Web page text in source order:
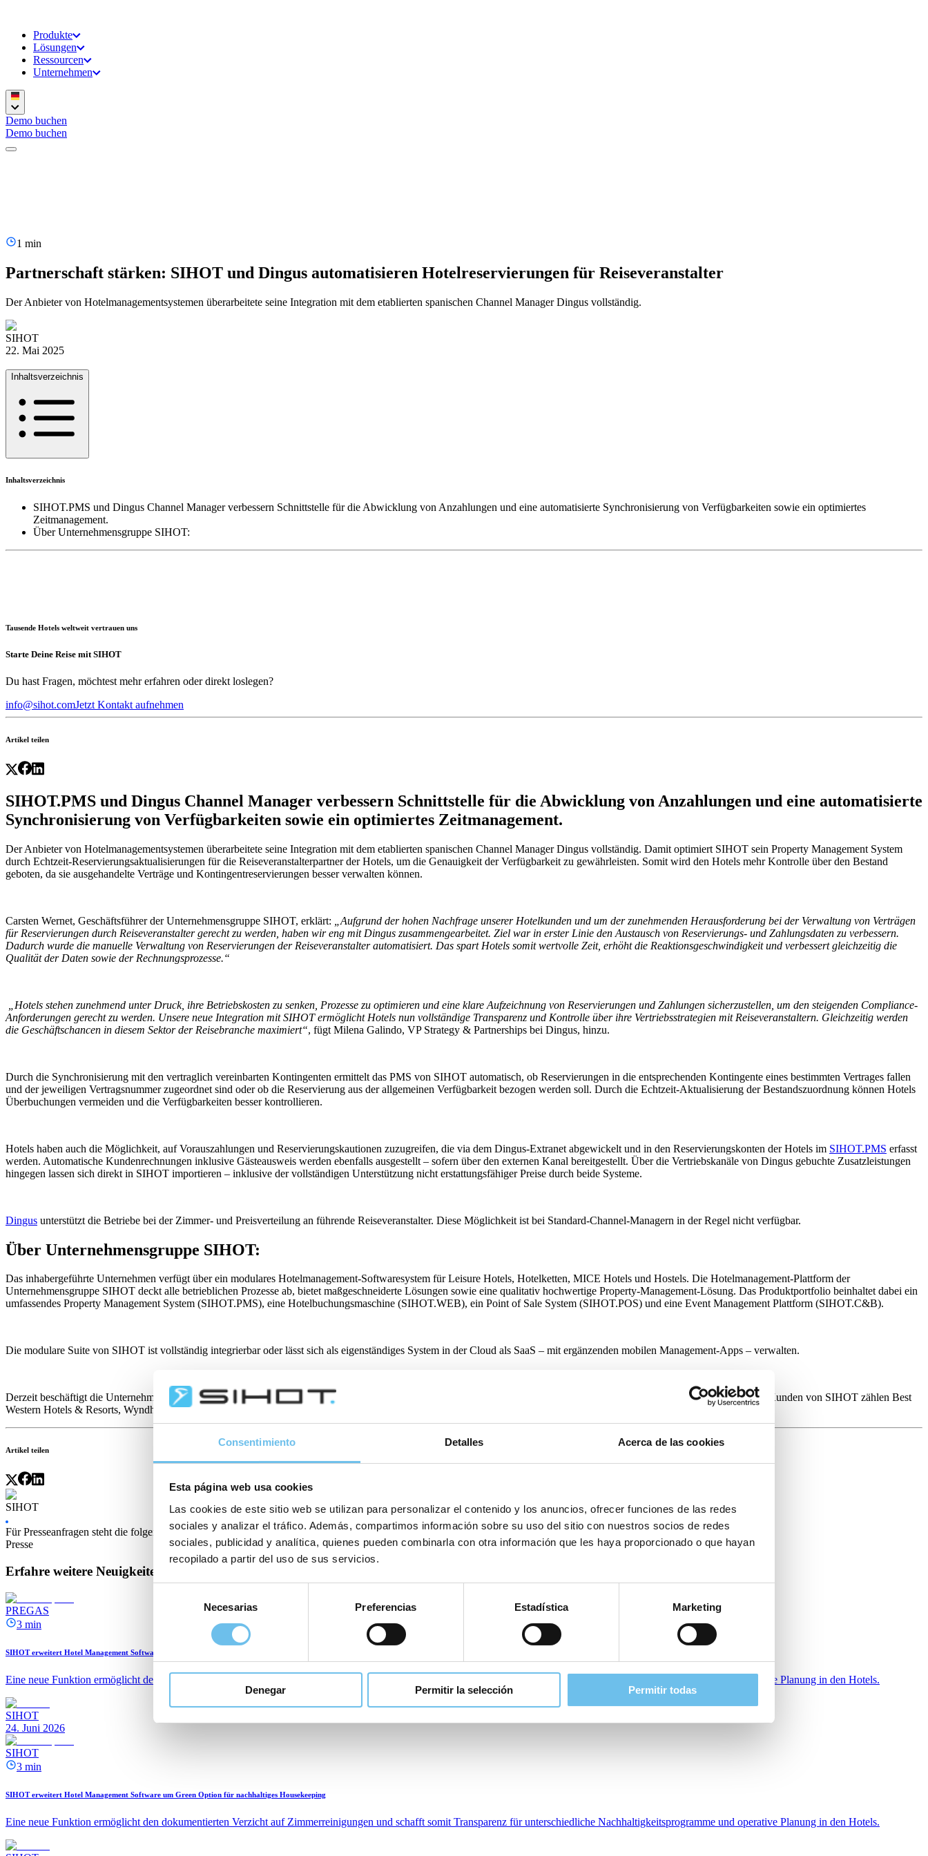
Consentimiento Detalles Acerca de las cookies
Esta página web usa cookies
Las cookies de este sitio web se utilizan para personalizar el contenido y los anuncios, ofrecer funciones de las redes
sociales y analizar el tráfico. Además, compartimos información sobre su uso del sitio con nuestros socios de redes
sociales, publicidad y analítica, quienes pueden combinarla con otra información que les haya proporcionado o que hayan
recopilado a partir del uso de sus servicios.
consentimiento
Necesarias Preferencias Estadística Marketing
Denegar Permitir la selección Permitir todas
Produkte
Lösungen
Ressourcen
Unternehmen
Demo buchen
Demo buchen
1 min
Partnerschaft stärken: SIHOT und Dingus automatisieren Hotelreservierungen für Reiseveranstalter
Der Anbieter von Hotelmanagementsystemen überarbeitete seine Integration mit dem etablierten spanischen Channel Manager Dingus vollständig.
SIHOT
22. Mai 2025
Inhaltsverzeichnis
Inhaltsverzeichnis
SIHOT.PMS und Dingus Channel Manager verbessern Schnittstelle für die Abwicklung von Anzahlungen und eine automatisierte Synchronisierung von Verfügbarkeiten sowie ein optimiertes
Zeitmanagement.
Über Unternehmensgruppe SIHOT:
Tausende Hotels weltweit vertrauen uns
Starte Deine Reise mit SIHOT
Du hast Fragen, möchtest mehr erfahren oder direkt loslegen?
info@sihot.comJetzt Kontakt aufnehmen
Artikel teilen
SIHOT.PMS und Dingus Channel Manager verbessern Schnittstelle für die Abwicklung von Anzahlungen und eine automatisierte
Synchronisierung von Verfügbarkeiten sowie ein optimiertes Zeitmanagement.
Der Anbieter von Hotelmanagementsystemen überarbeitete seine Integration mit dem etablierten spanischen Channel Manager Dingus vollständig. Damit optimiert SIHOT sein Property Management System
durch Echtzeit-Reservierungsaktualisierungen für die Reiseveranstalterpartner der Hotels, um die Genauigkeit der Verfügbarkeit zu gewährleisten. Somit wird den Hotels mehr Kontrolle über den Bestand
geboten, da sie ausgehandelte Verträge und Kontingentreservierungen besser verwalten können.
Carsten Wernet, Geschäftsführer der Unternehmensgruppe SIHOT, erklärt:
„Aufgrund der hohen Nachfrage unserer Hotelkunden und um der zunehmenden Herausforderung bei der Verwaltung von Verträgen
für Reservierungen durch Reiseveranstalter gerecht zu werden, haben wir eng mit Dingus zusammengearbeitet. Ziel war in erster Linie den Austausch von Reservierungs- und Zahlungsdaten zu verbessern.
Dadurch wurde die manuelle Verwaltung von Reservierungen der Reiseveranstalter automatisiert. Das spart Hotels somit wertvolle Zeit, erhöht die Reaktionsgeschwindigkeit und verbessert gleichzeitig die
Qualität der Daten sowie der Rechnungsprozesse.“
„Hotels stehen zunehmend unter Druck, ihre Betriebskosten zu senken, Prozesse zu optimieren und eine klare Aufzeichnung von Reservierungen und Zahlungen sicherzustellen, um den steigenden Compliance-
Anforderungen gerecht zu werden. Unsere neue Integration mit SIHOT ermöglicht Hotels nun vollständige Transparenz und Kontrolle über ihre Vertriebsstrategien mit Reiseveranstaltern. Gleichzeitig werden
die Geschäftschancen in diesem Sektor der Reisebranche maximiert“, fügt Milena Galindo, VP Strategy & Partnerships bei Dingus, hinzu.
Durch die Synchronisierung mit den vertraglich vereinbarten Kontingenten ermittelt das PMS von SIHOT automatisch, ob Reservierungen in die entsprechenden Kontingente eines bestimmten Vertrages fallen
und der jeweiligen Vertragsnummer zugeordnet sind oder ob die Reservierung aus der allgemeinen Verfügbarkeit bezogen werden soll. Durch die Echtzeit-Aktualisierung der Bestandszuordnung können Hotels
Überbuchungen vermeiden und die Verfügbarkeiten besser kontrollieren.
Hotels haben auch die Möglichkeit, auf Vorauszahlungen und Reservierungskautionen zuzugreifen, die via dem Dingus-Extranet abgewickelt und in den Reservierungskonten der Hotels im SIHOT.PMS erfasst
werden. Automatische Kundenrechnungen inklusive Gästeausweis werden ebenfalls ausgestellt – sofern über den externen Kanal bereitgestellt. Über die Vertriebskanäle von Dingus gebuchte Zusatzleistungen
hingegen lassen sich direkt in SIHOT importieren – inklusive der vollständigen Unterstützung nicht erstattungsfähiger Preise durch beide Systeme.
Dingus unterstützt die Betriebe bei der Zimmer- und Preisverteilung an führende Reiseveranstalter. Diese Möglichkeit ist bei Standard-Channel-Managern in der Regel nicht verfügbar.
Über Unternehmensgruppe SIHOT:
Das inhabergeführte Unternehmen verfügt über ein modulares Hotelmanagement-Softwaresystem für Leisure Hotels, Hotelketten, MICE Hotels und Hostels. Die Hotelmanagement-Plattform der
Unternehmensgruppe SIHOT deckt alle betrieblichen Prozesse ab, bietet maßgeschneiderte Lösungen sowie eine qualitativ hochwertige Property-Management-Lösung. Das Produktportfolio beinhaltet dabei ein
umfassendes Property Management System (SIHOT.PMS), eine Hotelbuchungsmaschine (SIHOT.WEB), ein Point of Sale System (SIHOT.POS) und eine Event Management Plattform (SIHOT.C&B).
Die modulare Suite von SIHOT ist vollständig integrierbar oder lässt sich als eigenständiges System in der Cloud als SaaS – mit ergänzenden mobilen Management-Apps – verwalten.
Derzeit beschäftigt die Unternehmensgruppe SIHOT weltweit rund 220 Mitarbeitende an zehn Standorten, wobei SIHOT in mehreren Tausend Hotels eingesetzt wird. Zu den Kunden von SIHOT zählen Best
Western Hotels & Resorts, Wyndham Hotels & Resorts, Meininger Hotels, Accor Group und Collegium Glashütten Zentrum für Kommunikation GmbH.
Artikel teilen
SIHOT
Für Presseanfragen steht die folgende E-Mail-Adresse zur Verfügung: press@sihot.com
Presse
Erfahre weitere Neuigkeiten
PREGAS
3 min
SIHOT erweitert Hotel Management Software um Green Option für nachhaltiges Housekeeping
Eine neue Funktion ermöglicht den dokumentierten Verzicht auf Zimmerreinigungen und schafft somit Transparenz für unterschiedliche Nachhaltigkeitsprogramme und operative Planung in den Hotels.
SIHOT
24. Juni 2026
SIHOT
3 min
SIHOT erweitert Hotel Management Software um Green Option für nachhaltiges Housekeeping
Eine neue Funktion ermöglicht den dokumentierten Verzicht auf Zimmerreinigungen und schafft somit Transparenz für unterschiedliche Nachhaltigkeitsprogramme und operative Planung in den Hotels.